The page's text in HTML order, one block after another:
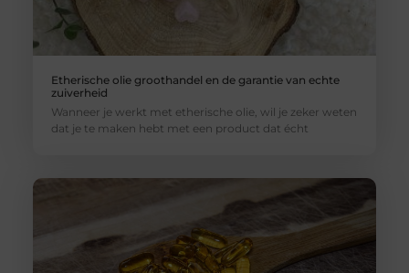
Etherische olie groothandel en de garantie van echte
zuiverheid
Wanneer je werkt met etherische olie, wil je zeker weten
dat je te maken hebt met een product dat écht